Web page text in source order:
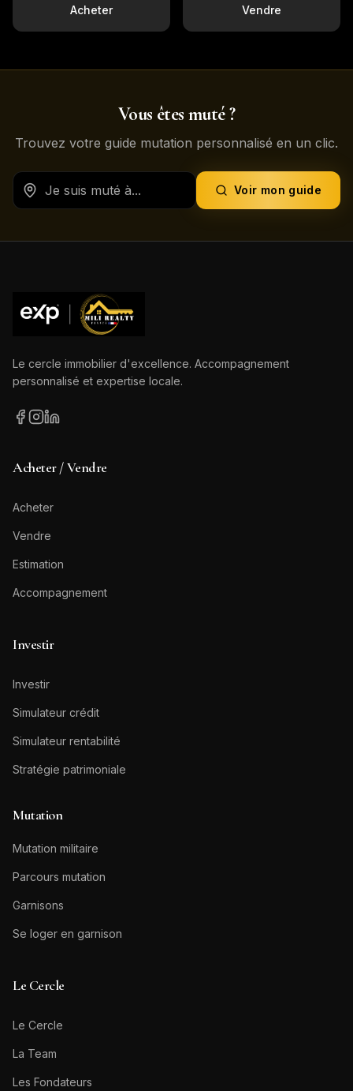
Acheter Vendre
Vous êtes muté ?
Trouvez votre guide mutation personnalisé en un clic.
Voir mon guide
Le cercle immobilier d'excellence. Accompagnement
personnalisé et expertise locale.
Acheter / Vendre
Acheter
Vendre
Estimation
Accompagnement
Investir
Investir
Simulateur crédit
Simulateur rentabilité
Stratégie patrimoniale
Mutation
Mutation militaire
Parcours mutation
Garnisons
Se loger en garnison
Le Cercle
Le Cercle
La Team
Les Fondateurs